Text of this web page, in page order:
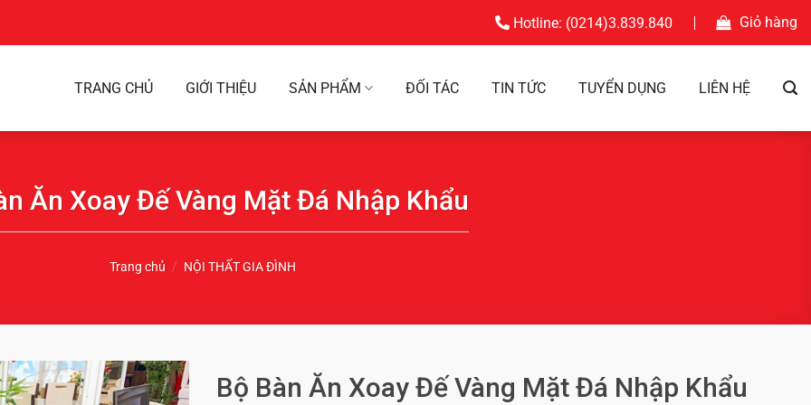
Hotline: (0214)3.839.840 Giỏ hàng
TRANG CHỦ GIỚI THIỆU SẢN PHẨM ĐỐI TÁC TIN TỨC TUYỂN DỤNG LIÊN HỆ
Ăn Xoay Đế Vàng Mặt Đá Nhập Khẩu
Trang chủ / NỘI THẤT GIA ĐÌNH
Bộ Bàn Ăn Xoay Đế Vàng Mặt Đá Nhập Khẩu